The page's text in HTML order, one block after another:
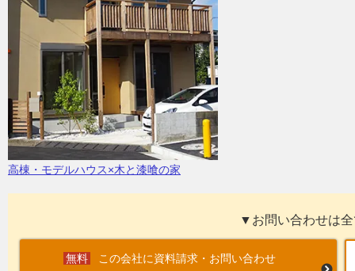
高棟・モデルハウス×木と漆喰の家
▼お問い合わせは
この会社に資料請求・お問い合わせ